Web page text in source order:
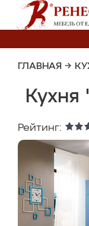
ГЛАВНАЯ →
Кухня
Рейтинг: